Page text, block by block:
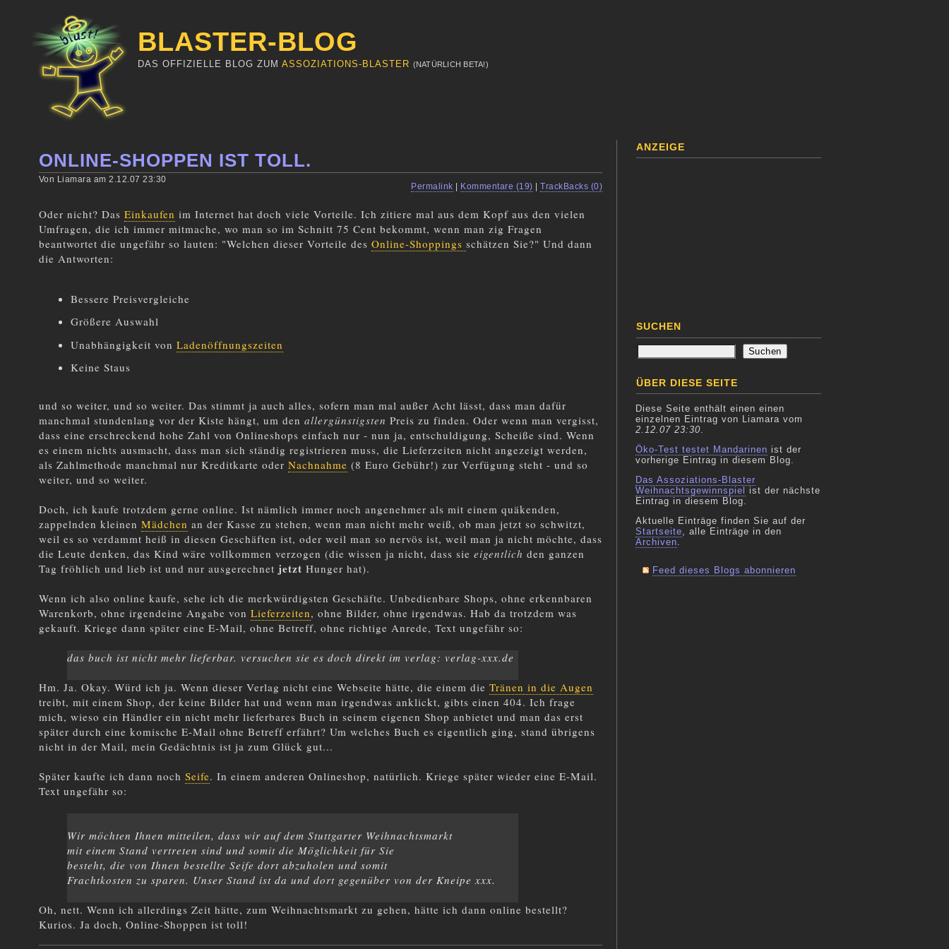
BLASTER-BLOG
DAS OFFIZIELLE BLOG ZUM ASSOZIATIONS-BLASTER (NATÜRLICH BETA!)
ONLINE-SHOPPEN IST TOLL.
Von Liamara am 2.12.07 23:30
Permalink Kommentare (19) |TrackBacks (0)
Oder nicht? Das Einkaufen im Internet hat doch viele Vorteile. Ich zitiere mal aus dem Kopf aus den vielen
Umfragen, die ich immer mitmache, wo man so im Schnitt 75 Cent bekommt, wenn man zig Fragen
beantwortet die ungefähr so lauten: "Welchen dieser Vorteile des Online-Shoppings schätzen Sie?" Und dann
die Antworten:
Bessere Preisvergleiche
Größere Auswahl
Unabhängigkeit vonLadenöffnungszeiten
Keine Staus
und so weiter, und so weiter. Das stimmt ja auch alles, sofern man mal außer Acht lässt, dass man dafür
manchmal stundenlang vor der Kiste hängt, um den allergünstigsten Preis zu finden. Oder wenn man vergisst,
dass eine erschreckend hohe Zahl von Onlineshops einfach nur - nun ja, entschuldigung, Scheiße sind. Wenn
es einem nichts ausmacht, dass man sich ständig registrieren muss, die Lieferzeiten nicht angezeigt werden,
als Zahlmethode manchmal nur Kreditkarte oder Nachnahme (8 Euro Gebühr!) zur Verfügung steht - und so
weiter, und so weiter.
Doch, ich kaufe trotzdem gerne online. Ist nämlich immer noch angenehmer als mit einem quäkenden,
zappelnden kleinen Mädchen an der Kasse zu stehen, wenn man nicht mehr weiß, ob man jetzt so schwitzt,
weil es so verdammt heiß in diesen Geschäften ist, oder weil man so nervös ist, weil man ja nicht möchte, dass
die Leute denken, das Kind wäre vollkommen verzogen (die wissen ja nicht, dass sie eigentlich den ganzen
Tag fröhlich und lieb ist und nur ausgerechnet jetzt Hunger hat).
Wenn ich also online kaufe, sehe ich die merkwürdigsten Geschäfte. Unbedienbare Shops, ohne erkennbaren
Warenkorb, ohne irgendeine Angabe von Lieferzeiten, ohne Bilder, ohne irgendwas. Hab da trotzdem was
gekauft. Kriege dann später eine E-Mail, ohne Betreff, ohne richtige Anrede, Text ungefähr so:
das buch ist nicht mehr lieferbar. versuchen sie es doch direkt im verlag: verlag-xxx.de
Hm. Ja. Okay. Würd ich ja. Wenn dieser Verlag nicht eine Webseite hätte, die einem die Tränen in die Augen
treibt, mit einem Shop, der keine Bilder hat und wenn man irgendwas anklickt, gibts einen 404. Ich frage
mich, wieso ein Händler ein nicht mehr lieferbares Buch in seinem eigenen Shop anbietet und man das erst
später durch eine komische E-Mail ohne Betreff erfährt? Um welches Buch es eigentlich ging, stand übrigens
nicht in der Mail, mein Gedächtnis ist ja zum Glück gut...
Später kaufte ich dann noch Seife. In einem anderen Onlineshop, natürlich. Kriege später wieder eine E-Mail.
Text ungefähr so:
Wir möchten Ihnen mitteilen, dass wir auf dem Stuttgarter Weihnachtsmarkt
mit einem Stand vertreten sind und somit die Möglichkeit für Sie
besteht, die von Ihnen bestellte Seife dort abzuholen und somit
Frachtkosten zu sparen. Unser Stand ist da und dort gegenüber von der Kneipe xxx.
Oh, nett. Wenn ich allerdings Zeit hätte, zum Weihnachtsmarkt zu gehen, hätte ich dann online bestellt?
Kurios. Ja doch, Online-Shoppen ist toll!
ANZEIGE
SUCHEN
ÜBER DIESE SEITE
Diese Seite enthält einen einen
einzelnen Eintrag von Liamara vom
2.12.07 23:30
Öko-Test testet Mandarinen ist der
vorherige Eintrag in diesem Blog.
Das Assoziations-Blaster
Weihnachtsgewinnspiel ist der nächste
Eintrag in diesem Blog.
Aktuelle Einträge finden Sie auf der
Startseite , alle Einträge in den
Archiven
Feed dieses Blogs abonnieren